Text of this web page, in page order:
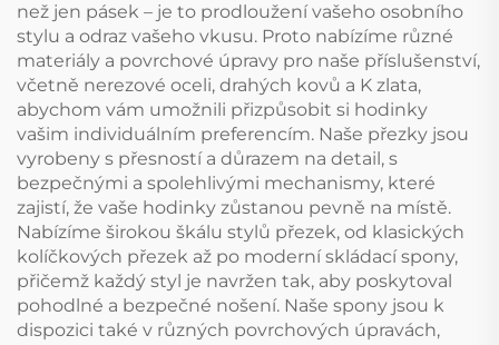
než jen pásek – je to prodloužení vašeho osobního
stylu a odraz vašeho vkusu. Proto nabízíme různé
materiály a povrchové úpravy pro naše příslušenství,
včetně nerezové oceli, drahých kovů a K zlata,
abychom vám umožnili přizpůsobit si hodinky
vašim individuálním preferencím. Naše přezky jsou
vyrobeny s přesností a důrazem na detail, s
bezpečnými a spolehlivými mechanismy, které
zajistí, že vaše hodinky zůstanou pevně na místě.
Nabízíme širokou škálu stylů přezek, od klasických
kolíčkových přezek až po moderní skládací spony,
přičemž každý styl je navržen tak, aby poskytoval
pohodlné a bezpečné nošení. Naše spony jsou k
dispozici také v různých povrchových úpravách,